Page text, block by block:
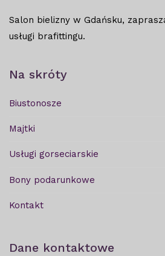
Salon bielizny w Gdańsku,
usługi brafittingu.
Na skróty
Biustonosze
Majtki
Usługi gorseciarskie
Bony podarunkowe
Kontakt
Dane kontaktowe